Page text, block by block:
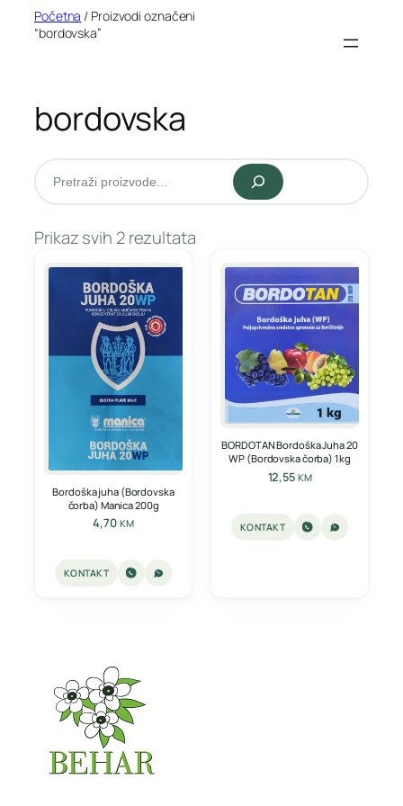
Početna / Proizvodi označeni
“bordovska”
bordovska
Pretraži
Prikaz svih 2 rezultata
Bordoška juha (Bordovska
čorba) Manica 200g
4,70 KM
KONTAKT
BORDOTAN Bordoška Juha 20
WP (Bordovska čorba) 1kg
12,55 KM
KONTAKT